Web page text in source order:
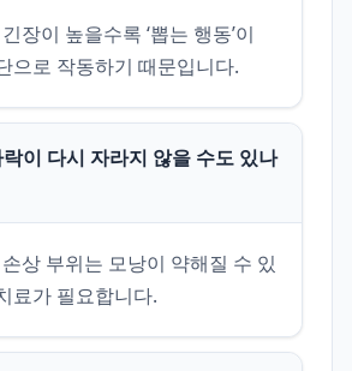
장이 높을수록 ‘뽑는 행동’이
으로 작동하기 때문입니다.
이 다시 자라지 않을 수도 있나
상 부위는 모낭이 약해질 수 있
료가 필요합니다.